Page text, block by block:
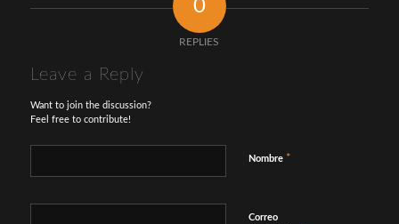
0
REPLIES
Leave a Reply
Want to join the discussion?
Feel free to contribute!
Nombre *
Correo